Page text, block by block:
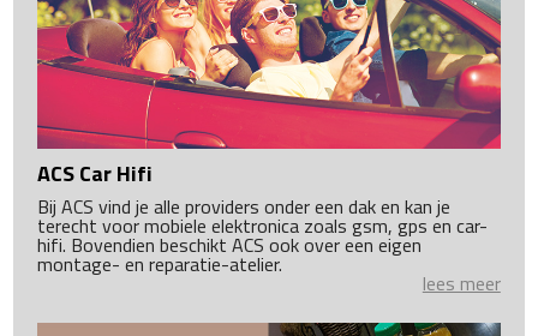
ACS Car Hifi
Bij ACS vind je alle providers onder een dak en kan je
terecht voor mobiele elektronica zoals gsm, gps en car-
hifi. Bovendien beschikt ACS ook over een eigen
montage- en reparatie-atelier.
lees meer